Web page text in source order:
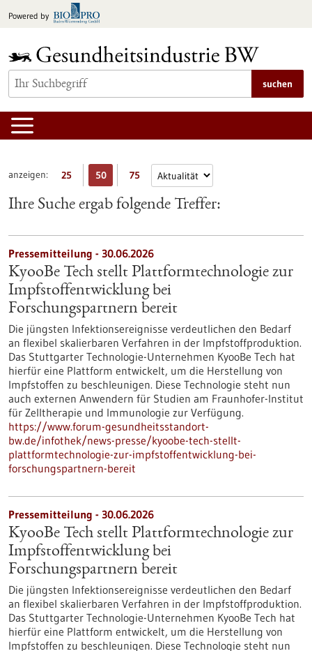
Inhalt
Powered by
suchen
anzeigen: 25 50 75
Ihre Suche ergab folgende Treffer:
Pressemitteilung - 30.06.2026
KyooBe Tech stellt Plattformtechnologie zur
Impfstoffentwicklung bei
Forschungspartnern bereit
Die jüngsten Infektionsereignisse verdeutlichen den Bedarf
an flexibel skalierbaren Verfahren in der Impfstoffproduktion.
Das Stuttgarter Technologie-Unternehmen KyooBe Tech hat
hierfür eine Plattform entwickelt, um die Herstellung von
Impfstoffen zu beschleunigen. Diese Technologie steht nun
auch externen Anwendern für Studien am Fraunhofer-Institut
für Zelltherapie und Immunologie zur Verfügung.
https://www.forum-gesundheitsstandort-
bw.de/infothek/news-presse/kyoobe-tech-stellt-
plattformtechnologie-zur-impfstoffentwicklung-bei-
forschungspartnern-bereit
Pressemitteilung - 30.06.2026
KyooBe Tech stellt Plattformtechnologie zur
Impfstoffentwicklung bei
Forschungspartnern bereit
Die jüngsten Infektionsereignisse verdeutlichen den Bedarf
an flexibel skalierbaren Verfahren in der Impfstoffproduktion.
Das Stuttgarter Technologie-Unternehmen KyooBe Tech hat
hierfür eine Plattform entwickelt, um die Herstellung von
Impfstoffen zu beschleunigen. Diese Technologie steht nun